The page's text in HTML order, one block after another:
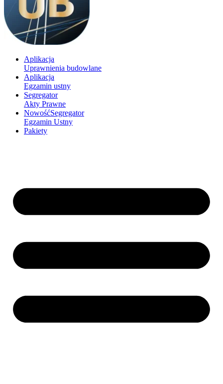
Aplikacja
Uprawnienia budowlane
Aplikacja
Egzamin ustny
Segregator
Akty Prawne
NowośćSegregator
Egzamin Ustny
Pakiety